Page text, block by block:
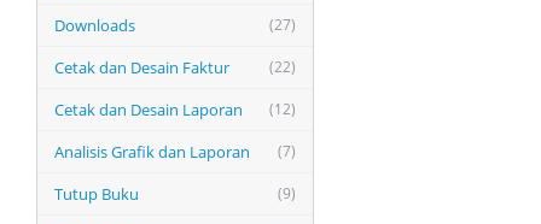
(27)
Downloads
(22)
Cetak dan Desain Faktur
(12)
Cetak dan Desain Laporan
(7)
Analisis Grafik dan Laporan
(9)
Tutup Buku